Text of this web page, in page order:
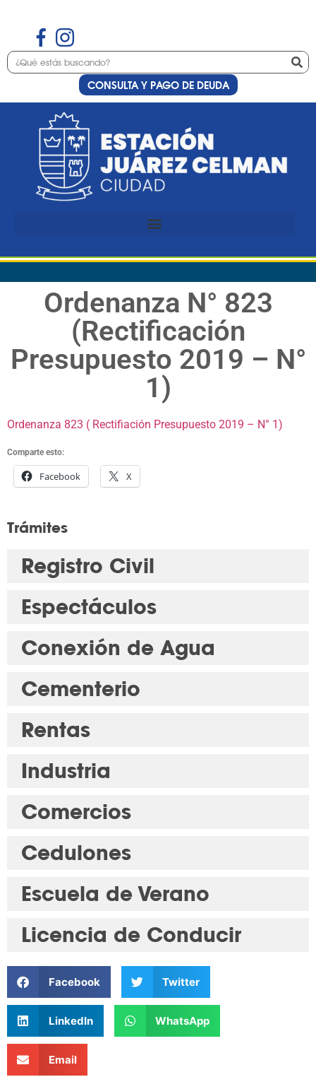
CONSULTA Y PAGO DE DEUDA
Ordenanza N° 823
(Rectificación
Presupuesto 2019 – N°
1)
Ordenanza 823 ( Rectifiación Presupuesto 2019 – N° 1)
Comparte esto:
Facebook X
Trámites
Registro Civil
Espectáculos
Conexión de Agua
Cementerio
Rentas
Industria
Comercios
Cedulones
Escuela de Verano
Licencia de Conducir
Facebook Twitter
LinkedIn WhatsApp
Email